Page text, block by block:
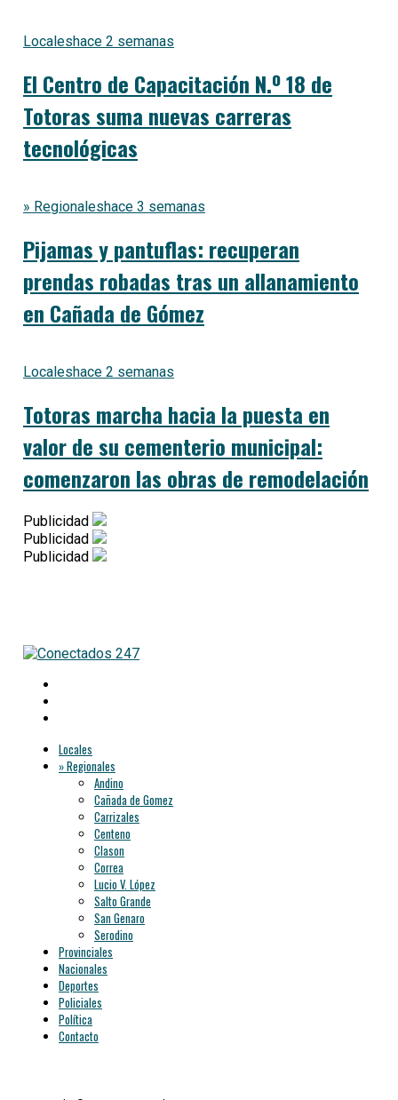
Localeshace 2 semanas
El Centro de Capacitación N.º 18 de
Totoras suma nuevas carreras
tecnológicas
» Regionaleshace 3 semanas
Pijamas y pantuflas: recuperan
prendas robadas tras un allanamiento
en Cañada de Gómez
Localeshace 2 semanas
Totoras marcha hacia la puesta en
valor de su cementerio municipal:
comenzaron las obras de remodelación
Publicidad
Publicidad
Publicidad
Locales
» Regionales
Andino
Cañada de Gomez
Carrizales
Centeno
Clason
Correa
Lucio V. López
Salto Grande
San Genaro
Serodino
Provinciales
Nacionales
Deportes
Policiales
Política
Contacto